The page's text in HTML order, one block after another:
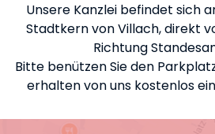
Unsere Kanzlei befindet sich
Stadtkern von Villach, direkt
Richtung
Bitte benützen Sie den
erhalten von uns kostenlos